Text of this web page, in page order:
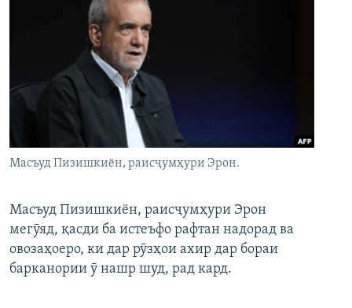
Масъуд Пизишкиён, раисҷумҳури Эрон.
Масъуд Пизишкиён, раисҷумҳури Эрон
мегӯяд, қасди ба истеъфо рафтан надорад ва
овозаҳоеро, ки дар рӯзҳои ахир дар бораи
барканории ӯ нашр шуд, рад кард.